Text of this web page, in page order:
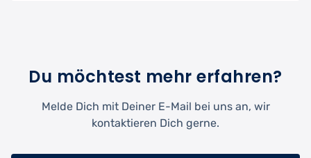
Du möchtest mehr erfahren?
Melde Dich mit Deiner E-Mail bei uns an, wir
kontaktieren Dich gerne.